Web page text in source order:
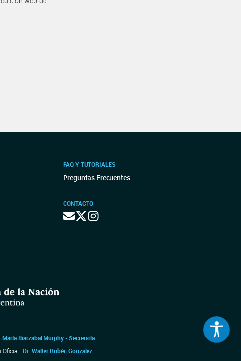
FAQ Y TUTORIALES
Preguntas Frecuentes
CONTACTO
María Ibarzabal Murphy - Secretaria
Oficial | Dr. Walter Rubén Gonzalez